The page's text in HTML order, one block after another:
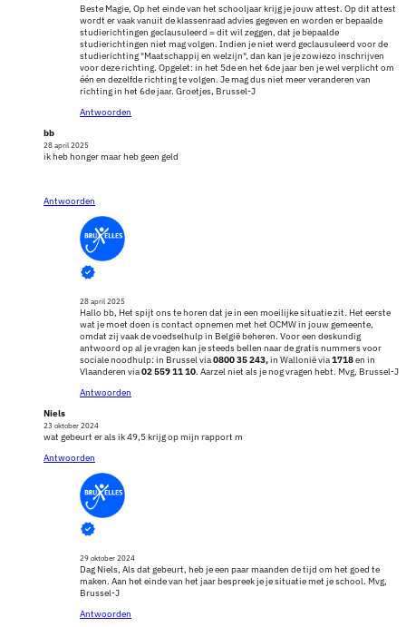
Beste Magie, Op het einde van het schooljaar krijg je jouw attest. Op dit attest
wordt er vaak vanuit de klassenraad advies gegeven en worden er bepaalde
studierichtingen geclausuleerd = dit wil zeggen, dat je bepaalde
studierichtingen niet mag volgen. Indien je niet werd geclausuleerd voor de
studierichting "Maatschappij en welzijn", dan kan je je zowiezo inschrijven
voor deze richting. Opgelet: in het 5de en het 6de jaar ben je wel verplicht om
één en dezelfde richting te volgen. Je mag dus niet meer veranderen van
richting in het 6de jaar. Groetjes, Brussel-J
Antwoorden
bb
28 april 2025
ik heb honger maar heb geen geld
Antwoorden
28 april 2025
Hallo bb, Het spijt ons te horen dat je in een moeilijke situatie zit. Het eerste
wat je moet doen is contact opnemen met het OCMW in jouw gemeente,
omdat zij vaak de voedselhulp in België beheren. Voor een deskundig
antwoord op al je vragen kan je steeds bellen naar de gratis nummers voor
sociale noodhulp: in Brussel via0800 35 243,in Wallonië via1718en in
Vlaanderen via02 559 11 10. Aarzel niet als je nog vragen hebt. Mvg, Brussel-J
Antwoorden
Niels
23 oktober 2024
wat gebeurt er als ik 49,5 krijg op mijn rapport m
Antwoorden
29 oktober 2024
Dag Niels, Als dat gebeurt, heb je een paar maanden de tijd om het goed te
maken. Aan het einde van het jaar bespreek je je situatie met je school. Mvg,
Brussel-J
Antwoorden